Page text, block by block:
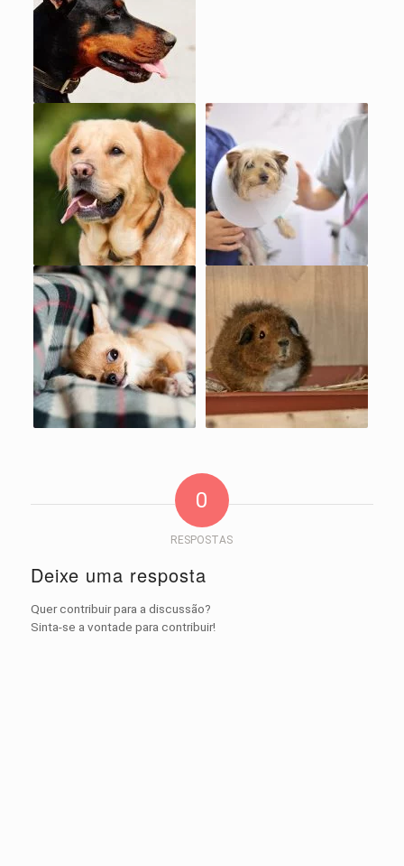
0
RESPOSTAS
Deixe uma resposta
Quer contribuir para a discussão?
Sinta-se a vontade para contribuir!